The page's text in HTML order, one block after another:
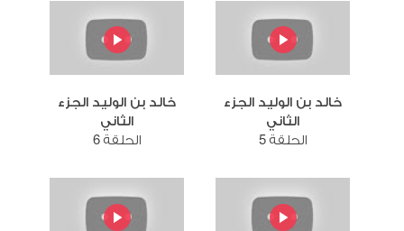
خالد بن الوليد الجزء
الثاني
الحلقة 5
خالد بن الوليد الجزء
الثاني
الحلقة 6